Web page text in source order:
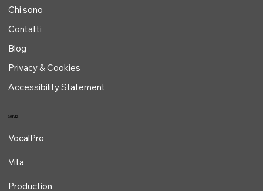
Chi sono
Contatti
Blog
Privacy & Cookies
Accessibility Statement
Servizi
VocalPro
Vita
Production